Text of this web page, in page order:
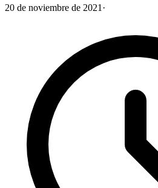
20 de noviembre de 2021 ·